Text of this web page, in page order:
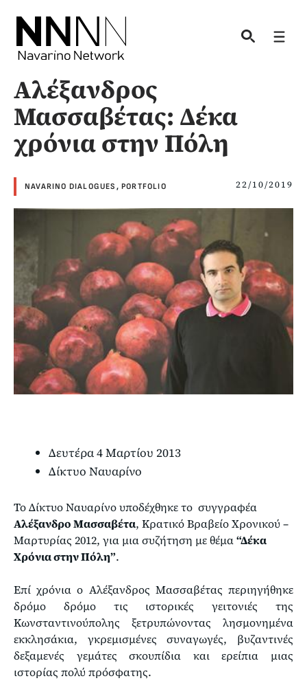
content
Αλέξανδρος
Μασσαβέτας: Δέκα
χρόνια στην Πόλη
NAVARINO DIALOGUES ,PORTFOLIO 22/10/2019
Δευτέρα 4 Μαρτίου 2013
Δίκτυο Ναυαρίνο
Το Δίκτυο Ναυαρίνο υποδέχθηκε το συγγραφέα
Αλέξανδρο Μασσαβέτα, Κρατικό Βραβείο Χρονικού –
Μαρτυρίας 2012, για μια συζήτηση με θέμα“Δέκα
Χρόνια στην Πόλη”.
Επί χρόνια ο Αλέξανδρος Μασσαβέτας περιηγήθηκε
δρόμο δρόμο τις ιστορικές γειτονιές της
Κωνσταντινούπολης ξετρυπώνοντας λησμονημένα
εκκλησάκια, γκρεμισμένες συναγωγές, βυζαντινές
δεξαμενές γεμάτες σκουπίδια και ερείπια μιας
ιστορίας πολύ πρόσφατης.